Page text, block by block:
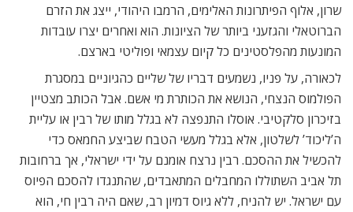
שרון, אלוף הפיתרונות האלימים, הרמבו היהודי, ייצג את הזרם
הברוטאלי והגזעני ביותר של הציונות. הוא ואחרים יצרו עובדות
המונעות מהפלסטינים כל קיום עצמאי ופוליטי בארצם.
לכאורה, על פניו, נשמעים דבריו של שליים כהגיוניים במסגרת
הפולמוס הנצחי, הנושא את הכותרת מי אשם. אבל הכותב מצטיין
בזיכרון סלקטיבי. אוסלו התנפצה לא בגלל מותו של רבין או עליית
ה’ליכוד’ לשלטון, אלא בגלל מעשי הטבח שביצע החמאס כדי
להכשיל את ההסכם. רבין נרצח אומנם על ידי ישראלי, אך ברחובות
תל אביב השתוללו המחבלים המתאבדים, שהתנגדו להסכם הפיוס
עם ישראל. יש להניח, ללא גיוס דמיון רב, שאם היה רבין חי, הוא